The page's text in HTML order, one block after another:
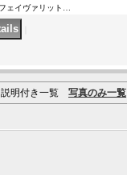
ェイヴァリット…
説明付き一覧 写真のみ一覧